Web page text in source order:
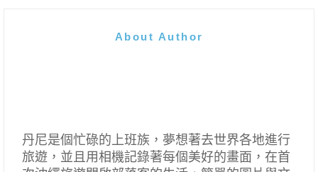
About Author
丹尼是個忙碌的上班族，夢想著去世界各地進行
旅遊，並且用相機記錄著每個美好的畫面，在首